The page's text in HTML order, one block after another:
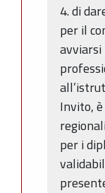
4. di
per il
avviarsi
Invito,
per i